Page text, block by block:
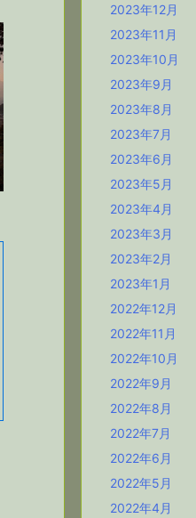
2023年12月
2023年11月
2023年10月
2023年9月
2023年8月
2023年7月
2023年6月
2023年5月
2023年4月
2023年3月
2023年2月
2023年1月
2022年12月
2022年11月
2022年10月
2022年9月
2022年8月
2022年7月
2022年6月
2022年5月
2022年4月